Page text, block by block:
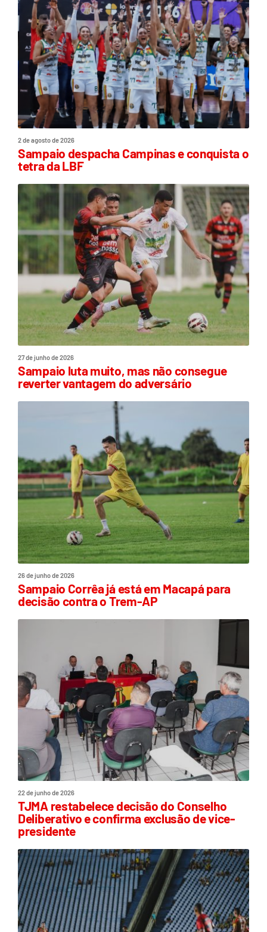
2 de agosto de 2026
Sampaio despacha Campinas e conquista o
tetra da LBF
27 de junho de 2026
Sampaio luta muito, mas não consegue
reverter vantagem do adversário
26 de junho de 2026
Sampaio Corrêa já está em Macapá para
decisão contra o Trem-AP
22 de junho de 2026
TJMA restabelece decisão do Conselho
Deliberativo e confirma exclusão de vice-
presidente